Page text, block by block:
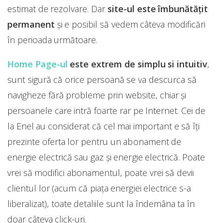
estimat de rezolvare. Dar site-ul este îmbunătățit
permanent și e posibil să vedem câteva modificări
în perioada următoare.
Home Page-ul este extrem de simplu si intuitiv,
sunt sigură că orice persoană se va descurca să
navigheze fără probleme prin website, chiar și
persoanele care intră foarte rar pe Internet. Cei de
la Enel au considerat că cel mai important e să îți
prezinte oferta lor pentru un abonament de
energie electrică sau gaz și energie electrică. Poate
vrei să modifici abonamentul, poate vrei să devii
clientul lor (acum că piața energiei electrice s-a
liberalizat), toate detaliile sunt la îndemâna ta în
doar câteva click-uri.